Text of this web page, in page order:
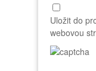
Uložit do
webovou